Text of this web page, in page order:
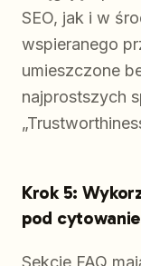
SEO, jak i w
wspieranego
umieszczone
najprostszych
Krok 5:
pod cytowanie
Sekcje FAQ